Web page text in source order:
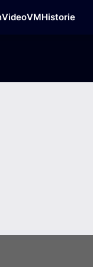
VideoVMHistorie